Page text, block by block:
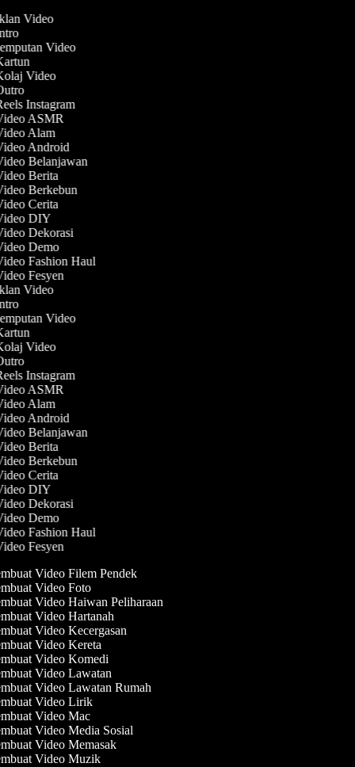
Video
Video
Video
Instagram
ASMR
Alam
Android
Belanjawan
Berita
Berkebun
Cerita
DIY
Dekorasi
Demo
Fashion Haul
Fesyen
Video
Video
Video
Instagram
ASMR
Alam
Android
Belanjawan
Berita
Berkebun
Cerita
DIY
Dekorasi
Demo
Fashion Haul
Fesyen
Video Filem Pendek
Video Foto
Video Haiwan Peliharaan
Video Hartanah
Video Kecergasan
Video Kereta
Video Komedi
Video Lawatan
Video Lawatan Rumah
Video Lirik
Video Mac
Video Media Sosial
Video Memasak
Video Muzik